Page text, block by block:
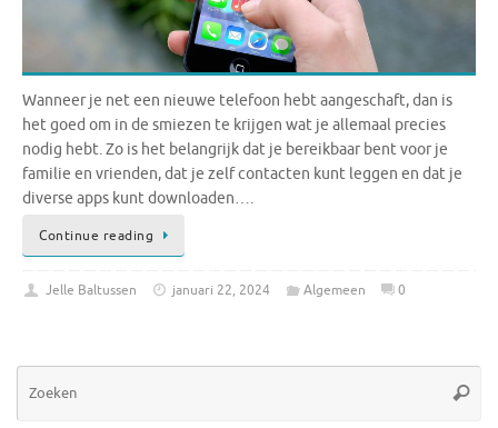
Wanneer je net een nieuwe telefoon hebt aangeschaft, dan is
het goed om in de smiezen te krijgen wat je allemaal precies
nodig hebt. Zo is het belangrijk dat je bereikbaar bent voor je
familie en vrienden, dat je zelf contacten kunt leggen en dat je
diverse apps kunt downloaden….
Continue reading
Jelle Baltussen januari 22, 2024 Algemeen 0